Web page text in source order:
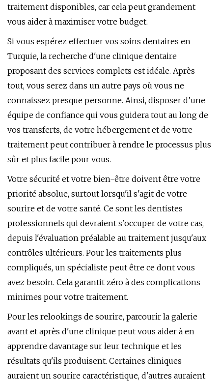
traitement disponibles, car cela peut grandement
vous aider à maximiser votre budget.
Si vous espérez effectuer vos soins dentaires en
Turquie, la recherche d'une clinique dentaire
proposant des services complets est idéale. Après
tout, vous serez dans un autre pays où vous ne
connaissez presque personne. Ainsi, disposer d’une
équipe de confiance qui vous guidera tout au long de
vos transferts, de votre hébergement et de votre
traitement peut contribuer à rendre le processus plus
sûr et plus facile pour vous.
Votre sécurité et votre bien-être doivent être votre
priorité absolue, surtout lorsqu'il s'agit de votre
sourire et de votre santé. Ce sont les dentistes
professionnels qui devraient s'occuper de votre cas,
depuis l'évaluation préalable au traitement jusqu'aux
contrôles ultérieurs. Pour les traitements plus
compliqués, un spécialiste peut être ce dont vous
avez besoin. Cela garantit zéro à des complications
minimes pour votre traitement.
Pour les relookings de sourire, parcourir la galerie
avant et après d'une clinique peut vous aider à en
apprendre davantage sur leur technique et les
résultats qu'ils produisent. Certaines cliniques
auraient un sourire caractéristique, d'autres auraient